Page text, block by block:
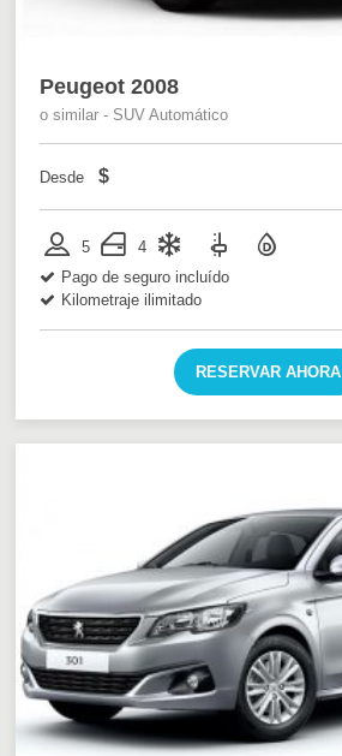
Peugeot 2008
o similar - SUV Automático
Desde $
5
4
Pago de seguro incluído
Kilometraje ilimitado
RESERVAR AHORA